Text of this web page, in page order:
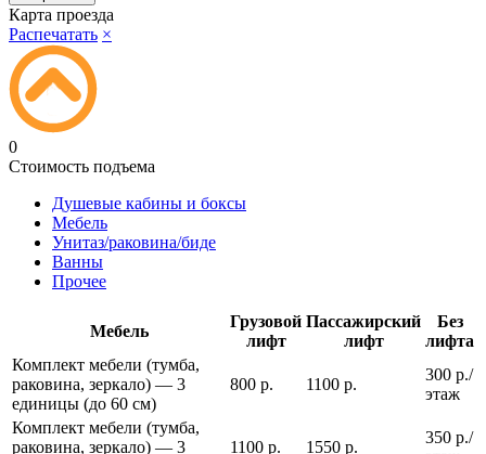
Карта проезда
Распечатать ×
0
Стоимость подъема
Душевые кабины и боксы
Мебель
Унитаз/раковина/биде
Ванны
Прочее
Мебель
Грузовой
лифт
Пассажирский
лифт
Без
лифта
Комплект мебели (тумба,
раковина, зеркало) — 3
единицы (до 60 см)
800 р. 1100 р.
300 р./
этаж
Комплект мебели (тумба,
раковина, зеркало) — 3
1100 р. 1550 р.
350 р./